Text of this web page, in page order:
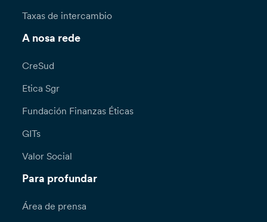
Taxas de intercambio
A nosa rede
CreSud
Etica Sgr
Fundación Finanzas Éticas
GITs
Valor Social
Para profundar
Área de prensa